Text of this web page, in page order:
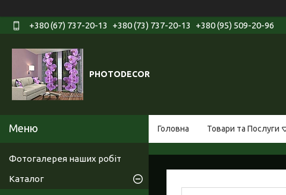
+380 (67) 737-20-13 +380 (73) 737-20-13 +380 (95) 509-20-96
PHOTODECOR
Головна Товари та Послуги
Фотогалерея наших робіт
Каталог